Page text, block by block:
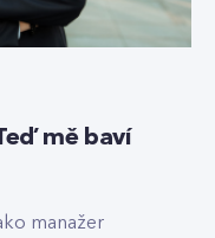
mě baví
manažer